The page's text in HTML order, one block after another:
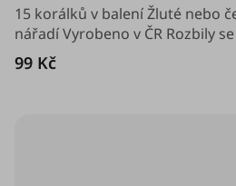
99 Kč
15 korálků v balení Žluté nebo
nářadí Vyrobeno v ČR Rozbily